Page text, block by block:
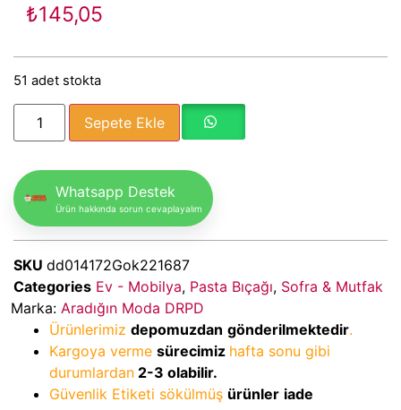
₺145,05
51 adet stokta
Sepete Ekle
Whatsapp Destek
Ürün hakkında sorun cevaplayalım
SKU dd014172Gok221687
Categories Ev - Mobilya, Pasta Bıçağı, Sofra & Mutfak
Marka: Aradığın Moda DRPD
Ürünlerimiz depomuzdan gönderilmektedir.
Kargoya verme sürecimiz hafta sonu gibi
durumlardan 2-3 olabilir.
Güvenlik Etiketi sökülmüş ürünler iade